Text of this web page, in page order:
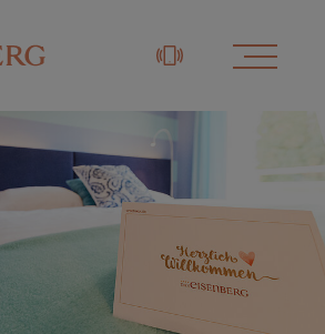
+43 3329 / 48833-0